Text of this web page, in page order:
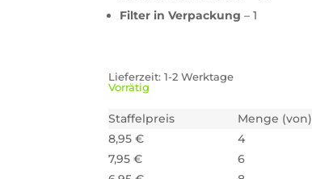
Filter in Verpackung – 1
Lieferzeit:1-2 Werktage
Vorrätig
Staffelpreis Menge (von)
8,95€ 4
7,95€ 6